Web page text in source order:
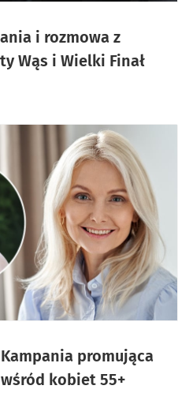
i rozmowa z
Wąs i Wielki Finał
promująca
kobiet 55+